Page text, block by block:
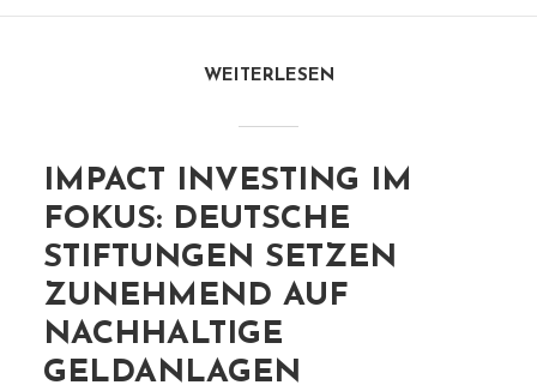
WEITERLESEN
IMPACT INVESTING IM
FOKUS: DEUTSCHE
STIFTUNGEN SETZEN
ZUNEHMEND AUF
NACHHALTIGE
GELDANLAGEN